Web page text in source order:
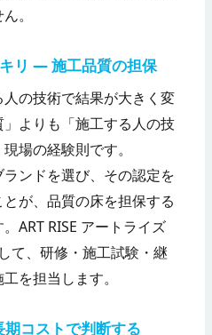
。
リ — 施工品質の担保
の技術で結果が大きく変
よりも「施工する人の技
場の経験則です。
ンドを選び、その認定を
が、品質の床を担保する
ART RISE アートライズ
て、研修・施工試験・継
を担当します。
コストで判断する